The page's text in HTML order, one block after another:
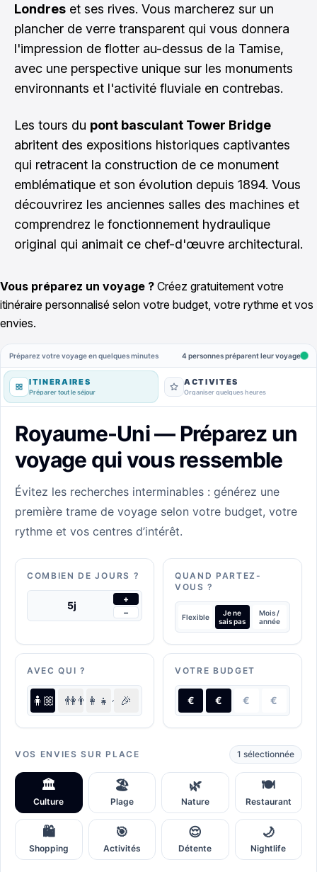
Londres et ses rives. Vous marcherez sur un
plancher de verre transparent qui vous donnera
l'impression de flotter au-dessus de la Tamise,
avec une perspective unique sur les monuments
environnants et l'activité fluviale en contrebas.
Les tours du pont basculant Tower Bridge
abritent des expositions historiques captivantes
qui retracent la construction de ce monument
emblématique et son évolution depuis 1894. Vous
découvrirez les anciennes salles des machines et
comprendrez le fonctionnement hydraulique
original qui animait ce chef-d'œuvre architectural.
Vous préparez un voyage ? Créez gratuitement votre
itinéraire personnalisé selon votre budget, votre rythme et vos
envies.